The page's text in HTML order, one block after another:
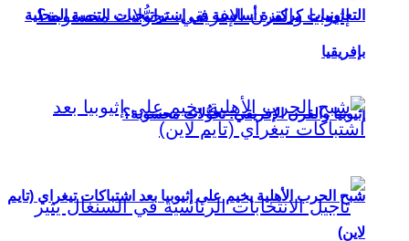
إثيوبيا والقرن الإفريقي: تحوُّلات محسوبة؟
التعاونيات كركيزة أساسية في إستراتيجيات التنمية المحلية
بإفريقيا
شبح الحرب الأهلية يخيم على إثيوبيا بعد اشتباكات تيغراي (تايم
لاين)